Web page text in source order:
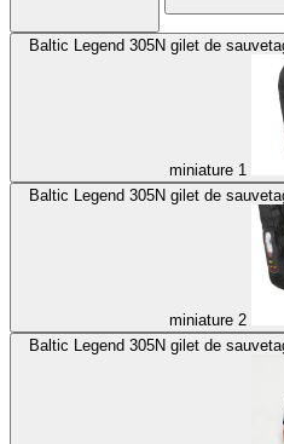
Baltic Legend 305N gilet de
miniature 1
Baltic Legend 305N gilet de
miniature 2
Baltic Legend 305N gilet de